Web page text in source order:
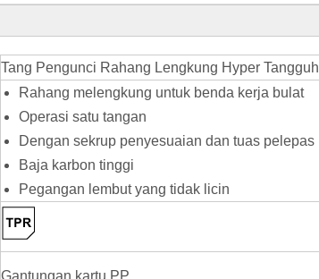
Tang Pengunci Rahang Lengkung Hyper Tangguh
Rahang melengkung untuk benda kerja bulat
Operasi satu tangan
Dengan sekrup penyesuaian dan tuas pelepas
Baja karbon tinggi
Pegangan lembut yang tidak licin